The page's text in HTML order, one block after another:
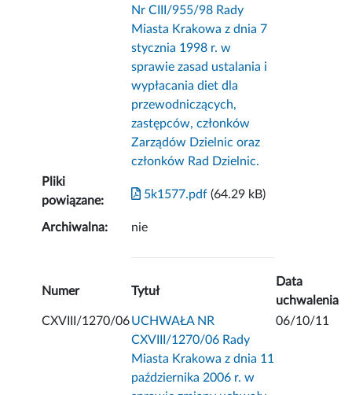
Nr CIII/955/98 Rady
Miasta Krakowa z dnia 7
stycznia 1998 r. w
sprawie zasad ustalania i
wypłacania diet dla
przewodniczących,
zastępców, członków
Zarządów Dzielnic oraz
członków Rad Dzielnic.
Pliki
powiązane:
5k1577.pdf (64.29 kB)
Archiwalna: nie
Numer Tytuł
Data
uchwalenia
CXVIII/1270/06UCHWAŁA NR
CXVIII/1270/06 Rady
Miasta Krakowa z dnia 11
października 2006 r. w
06/10/11